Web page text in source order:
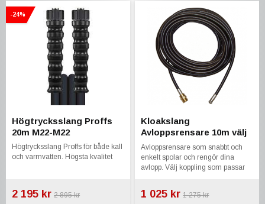
-24%
Högtrycksslang Proffs
20m M22-M22
Högtrycksslang Proffs för både kall
och varmvatten. Högsta kvalitet
2 195 kr 2 895 kr
Kloakslang
Avloppsrensare 10m välj
koppling till din tvätt
Avloppsrensare som snabbt och
enkelt spolar och rengör dina
avlopp. Välj koppling som passar
1 025 kr 1 275 kr